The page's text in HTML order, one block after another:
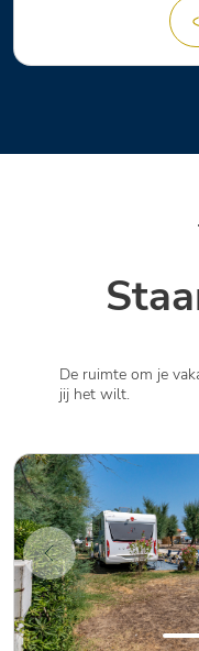
De ruimte om je
jij het wilt.